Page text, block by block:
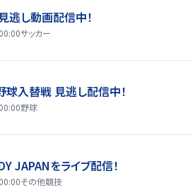
逃し動画配信中！
サッカー
入替戦 見逃し配信中！
野球
JAPANをライブ配信！
その他競技